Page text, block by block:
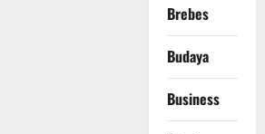
Brebes
Budaya
Business